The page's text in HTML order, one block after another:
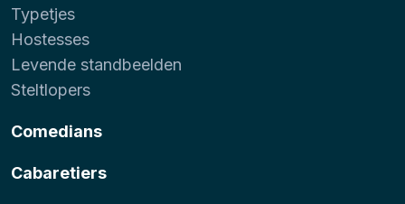
Typetjes
Hostesses
Levende standbeelden
Steltlopers
Comedians
Cabaretiers